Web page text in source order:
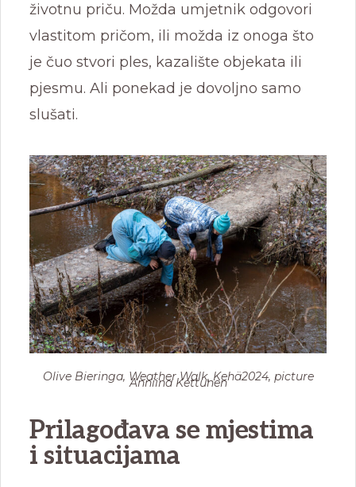
životnu priču. Možda umjetnik odgovori
vlastitom pričom, ili možda iz onoga što
je čuo stvori ples, kazalište objekata ili
pjesmu. Ali ponekad je dovoljno samo
slušati.
Olive Bieringa, Weather Walk, Kehä2024, picture
Anniina Kettunen
Prilagođava se mjestima
i situacijama